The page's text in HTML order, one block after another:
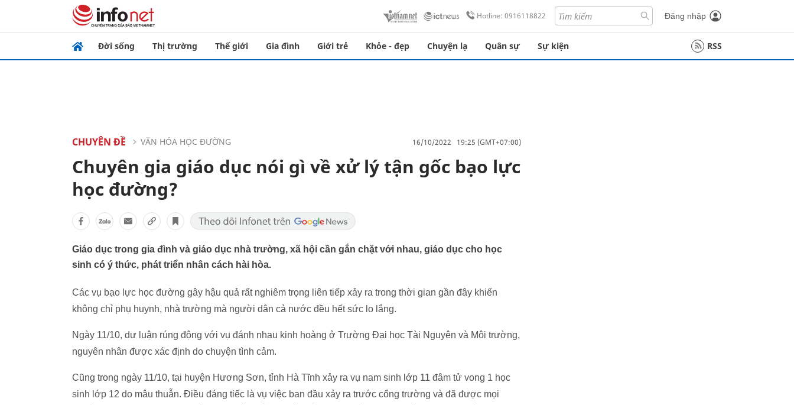
Hotline: 0916118822 Đăng nhập
Đời sống Thị trường Thế giới Gia đình Giới trẻ Khỏe - đẹp Chuyện lạ Quân sự Sự kiện RSS
CHUYÊN ĐỀ VĂN HÓA HỌC ĐƯỜNG 16/10/2022 19:25 (GMT+07:00)
Chuyên gia giáo dục nói gì về xử lý tận gốc bạo lực
học đường?
Giáo dục trong gia đình và giáo dục nhà trường, xã hội cần gắn chặt với nhau, giáo dục cho học
sinh có ý thức, phát triển nhân cách hài hòa.
Các vụ bạo lực học đường gây hậu quả rất nghiêm trọng liên tiếp xảy ra trong thời gian gần đây khiến
không chỉ phụ huynh, nhà trường mà người dân cả nước đều hết sức lo lắng.
Ngày 11/10, dư luận rúng động với vụ đánh nhau kinh hoàng ở Trường Đại học Tài Nguyên và Môi trường,
nguyên nhân được xác định do chuyện tình cảm.
Cũng trong ngày 11/10, tại huyện Hương Sơn, tỉnh Hà Tĩnh xảy ra vụ nam sinh lớp 11 đâm tử vong 1 học
sinh lớp 12 do mâu thuẫn. Điều đáng tiếc là vụ việc ban đầu xảy ra trước cổng trường và đã được mọi